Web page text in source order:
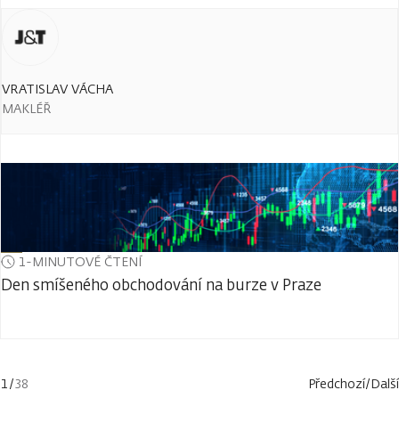
VRATISLAV VÁCHA
MAKLÉŘ
1-MINUTOVÉ ČTENÍ
Den smíšeného obchodování na burze v Praze
1/38 Předchozí/Další